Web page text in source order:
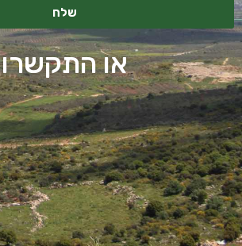
שלח
או התקשרו